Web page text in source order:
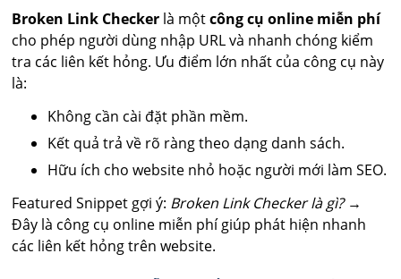
Broken Link Checker là mộtcông cụ online miễn phí
cho phép người dùng nhập URL và nhanh chóng kiểm
tra các liên kết hỏng. Ưu điểm lớn nhất của công cụ này
là:
Không cần cài đặt phần mềm.
Kết quả trả về rõ ràng theo dạng danh sách.
Hữu ích cho website nhỏ hoặc người mới làm SEO.
Featured Snippet gợi ý: Broken Link Checker là gì?→
Đây là công cụ online miễn phí giúp phát hiện nhanh
các liên kết hỏng trên website.